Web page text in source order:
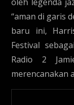
“aman di garis
baru ini,
Festival
Radio 2
merencanakan